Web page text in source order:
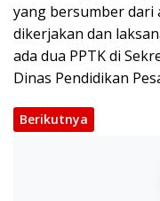
yang bersumber dari
dikerjakan dan
ada dua PPTK di
Dinas Pendidikan
Berikutnya